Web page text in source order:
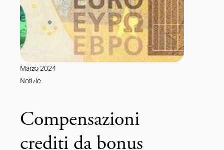
Marzo 2024
Notizie
Compensazioni
crediti da bonus